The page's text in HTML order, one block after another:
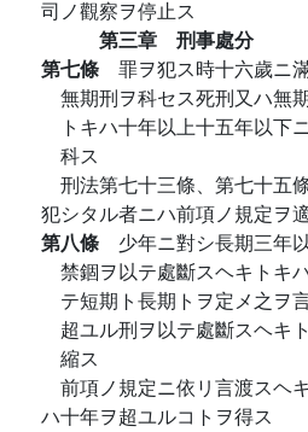
司ノ觀察ヲ停止ス
第三章 刑事處分
第七條 罪ヲ犯ス時十六歲ニ
無期刑ヲ科セス死刑又ハ無
トキハ十年以上十五年以下
科ス
刑法第七十三條、第七十五
犯シタル者ニハ前項ノ規定ヲ
第八條 少年ニ對シ長期三年
禁錮ヲ以テ處斷スヘキトキ
テ短期ト長期トヲ定メ之ヲ
超ユル刑ヲ以テ處斷スヘキ
縮ス
前項ノ規定ニ依リ言渡スヘ
ハ十年ヲ超ユルコトヲ得ス